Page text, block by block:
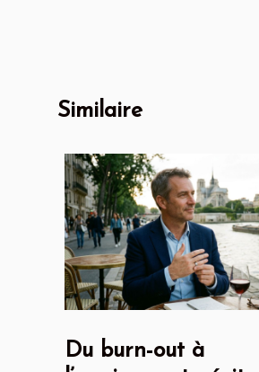
Similaire
Du burn-out à